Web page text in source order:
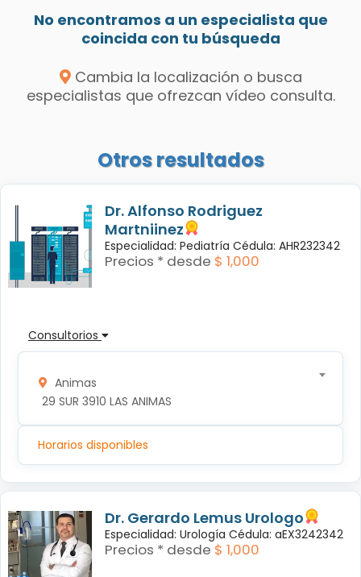
No encontramos a un especialista que
coincida con tu búsqueda
Cambia la localización o busca
especialistas que ofrezcan vídeo consulta.
Otros resultados
Dr. Alfonso Rodriguez
Martniinez
Especialidad: Pediatría Cédula: AHR232342
Precios * desde $ 1,000
Consultorios
Animas
29 SUR 3910 LAS ANIMAS
Horarios disponibles
Dr. Gerardo Lemus Urologo
Especialidad: Urología Cédula: aEX3242342
Precios * desde $ 1,000